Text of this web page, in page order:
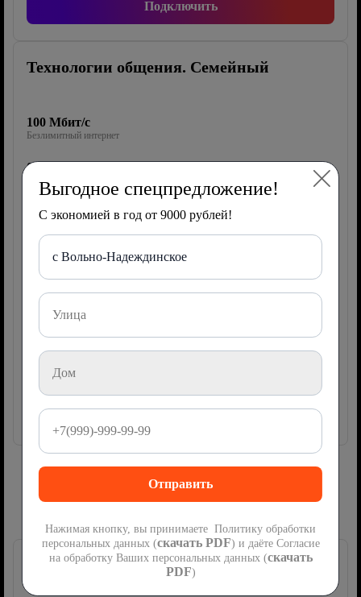
Подключить
Технологии общения. Семейный
100 Мбит/с
Безлимитный интернет
0 каналов
ТВ Wink
40 Гб/2000 мин/500 СМС
Акция 2 месяца475мес
Далее950
Подключить
Сим-карта Ростелеком с мобильной
Первый мобильный
Выгодное спецпредложение!
С экономией в год от 9000 рублей!
с Вольно-Надеждинское
Нажимая кнопку, вы принимаете Политику обработки
персональных данных (скачать PDF) и даёте Согласие
на обработку Ваших персональных данных (скачать
PDF)